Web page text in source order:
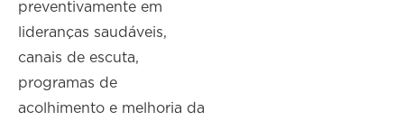
preventivamente em
lideranças saudáveis,
canais de escuta,
programas de
acolhimento e melhoria da